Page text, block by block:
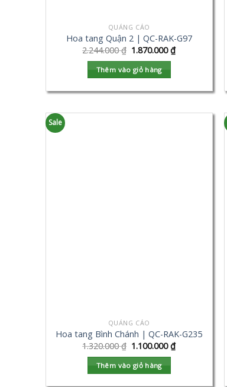
QUẢNG CÁO
Hoa tang Quận 2 | QC-RAK-G97
2.244.000₫ 1.870.000₫
Thêm vào giỏ hàng
Sale
QUẢNG CÁO
Hoa tang Bình Chánh | QC-RAK-G235
1.320.000₫ 1.100.000₫
Thêm vào giỏ hàng